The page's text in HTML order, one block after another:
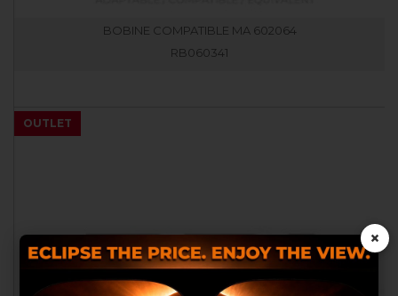
BOBINE COMPATIBLE MA 602064
RB060341
OUTLET
Les cookies nous permettent de
×